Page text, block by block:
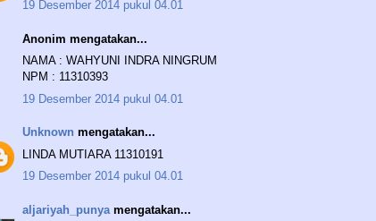
19 Desember 2014 pukul 04.01
Anonim mengatakan...
NAMA : WAHYUNI INDRA NINGRUM
NPM : 11310393
19 Desember 2014 pukul 04.01
Unknown mengatakan...
LINDA MUTIARA 11310191
19 Desember 2014 pukul 04.01
aljariyah_punya mengatakan...